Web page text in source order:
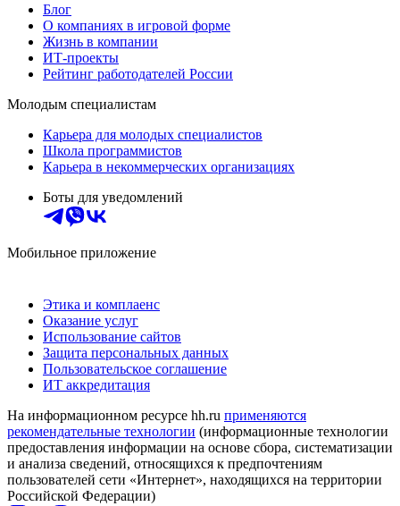
Блог
О компаниях в игровой форме
Жизнь в компании
ИТ-проекты
Рейтинг работодателей России
Молодым специалистам
Карьера для молодых специалистов
Школа программистов
Карьера в некоммерческих организациях
Боты для уведомлений
Мобильное приложение
Этика и комплаенс
Оказание услуг
Использование сайтов
Защита персональных данных
Пользовательское соглашение
ИТ аккредитация
На информационном ресурсе hh.ru применяются
рекомендательные технологии (информационные технологии
предоставления информации на основе сбора, систематизации
и анализа сведений, относящихся к предпочтениям
пользователей сети «Интернет», находящихся на территории
Российской Федерации)